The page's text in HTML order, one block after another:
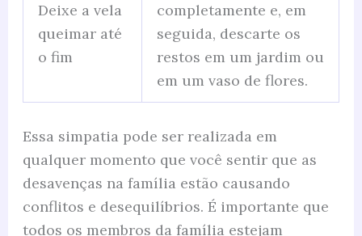
Deixe a vela
queimar até
o fim
completamente e, em
seguida, descarte os
restos em um jardim ou
em um vaso de flores.
Essa simpatia pode ser realizada em
qualquer momento que você sentir que as
desavenças na família estão causando
conflitos e desequilíbrios. É importante que
todos os membros da família estejam